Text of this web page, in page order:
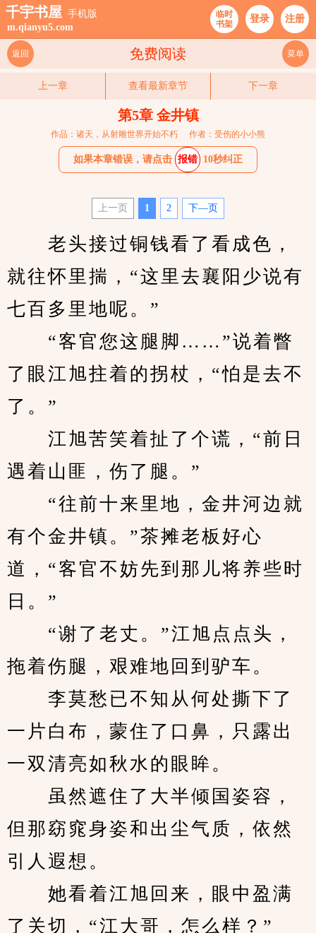
千宇书屋 手机版
m.qianyu5.com
临时
书架
登录 注册
免费阅读
返回 菜单
上一章 查看最新章节 下一章
第5章 金井镇
作品：诸天，从射雕世界开始不朽 作者：受伤的小小熊
如果本章错误，请点击 报错 10秒纠正
上一页 1 2 下—页
老头接过铜钱看了看成色，
就往怀里揣，“这里去襄阳少说有
七百多里地呢。”
“客官您这腿脚……”说着瞥
了眼江旭拄着的拐杖，“怕是去不
了。”
江旭苦笑着扯了个谎，“前日
遇着山匪，伤了腿。”
“往前十来里地，金井河边就
有个金井镇。”茶摊老板好心
道，“客官不妨先到那儿将养些时
日。”
“谢了老丈。”江旭点点头，
拖着伤腿，艰难地回到驴车。
李莫愁已不知从何处撕下了
一片白布，蒙住了口鼻，只露出
一双清亮如秋水的眼眸。
虽然遮住了大半倾国姿容，
但那窈窕身姿和出尘气质，依然
引人遐想。
她看着江旭回来，眼中盈满
了关切，“江大哥，怎么样？”